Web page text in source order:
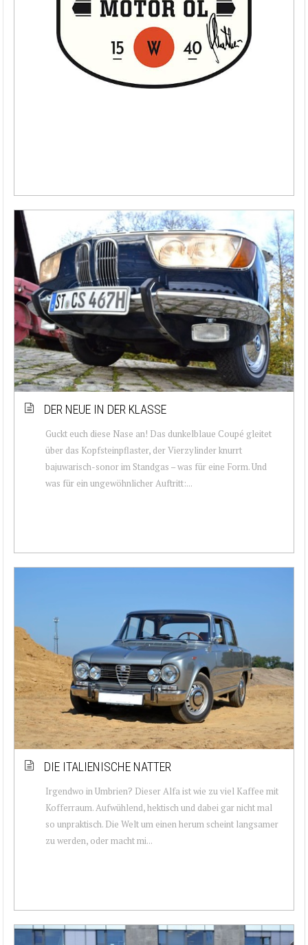
DER NEUE IN DER KLASSE
Guckt euch diese Nase an! Das dunkelblaue Coupé gleitet
über das Kopfsteinpflaster, der Vierzylinder knurrt
bajuwarisch-sonor im Standgas – was für eine Form. Und
was für ein ungewöhnlicher Auftritt:...
DIE ITALIENISCHE NATTER
Irgendwo in Umbrien? Dieser Alfa ist wie zu viel Kaffee mit
Kofferraum. Aufwühlend, hektisch und dabei gar nicht mal
so unpraktisch. Die Welt um einen herum scheint langsamer
zu werden, oder macht mi...